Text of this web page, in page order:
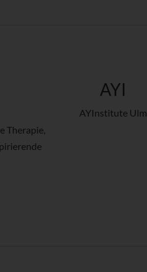
Therapie,
AYI
AYInstitute Ulm